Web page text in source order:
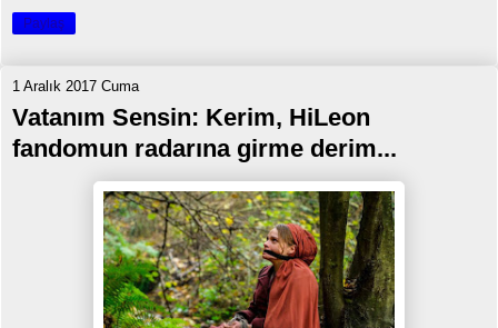
Paylaş
1 Aralık 2017 Cuma
Vatanım Sensin: Kerim, HiLeon
fandomun radarına girme derim...